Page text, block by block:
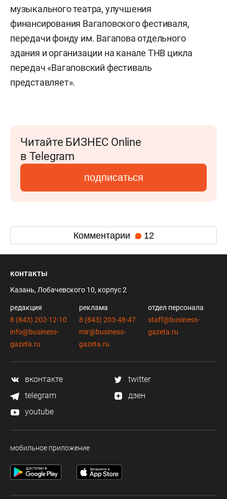
музыкального театра, улучшения
финансирования Вагаповского фестиваля,
передачи фонду им. Вагапова отдельного
здания и организации на канале ТНВ цикла
передач «Вагаповский фестиваль
представляет».
Читайте БИЗНЕС Online
в Telegram
подписаться
Комментарии 12
контакты
Казань, Лобачевского 10, корпус 2
редакция
8 (843) 202-12-10
info@business-
gazeta.ru
реклама
8 (843) 203-48-47
mir@business-
gazeta.ru
отдел персонала
staff@business-
gazeta.ru
вконтакте
twitter
telegram
дзен
youtube
мобильное приложение